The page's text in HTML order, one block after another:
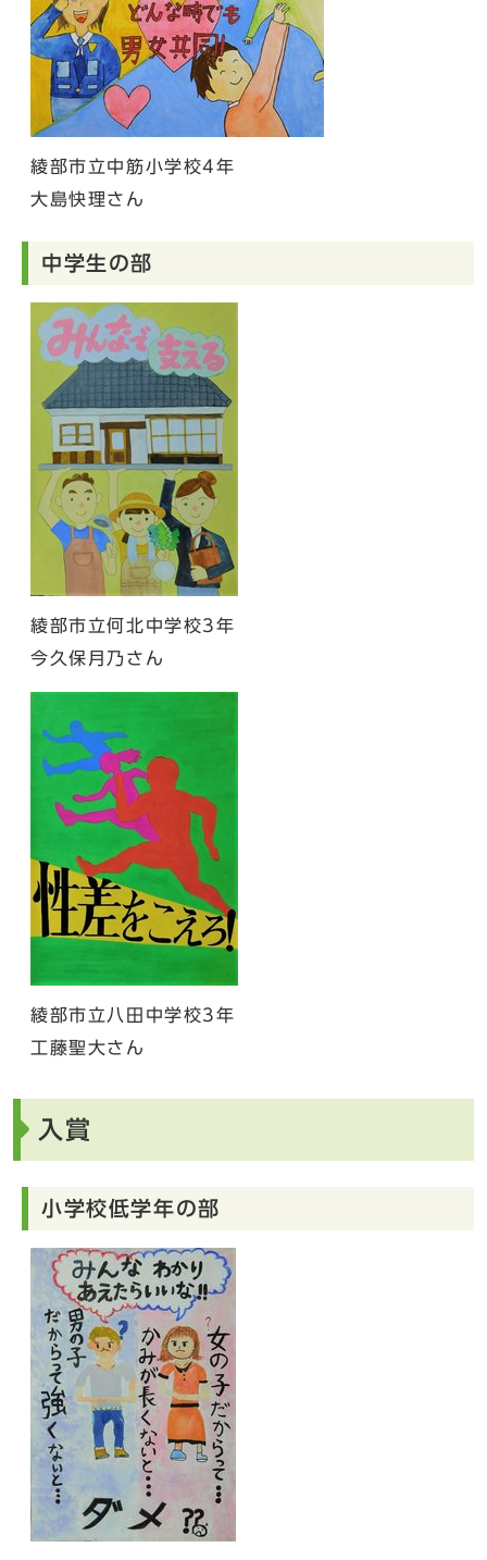
綾部市立中筋小学校4年
大島快理さん
中学生の部
綾部市立何北中学校3年
今久保月乃さん
綾部市立八田中学校3年
工藤聖大さん
入賞
小学校低学年の部